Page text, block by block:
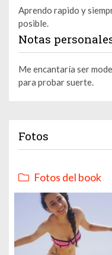
Aprendo rapido y
posible.
Notas
Me encantaría ser
para probar suerte.
Fotos
Fotos del book